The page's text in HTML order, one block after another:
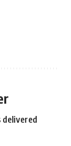
delivered